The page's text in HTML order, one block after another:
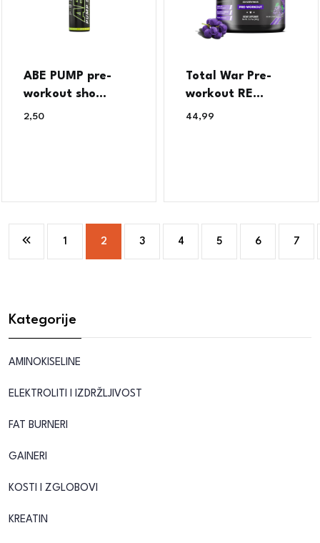
ABE PUMP pre-
workout sho...
2,50
Total War Pre-
workout RE...
44,99
1 2 3 4 5 6 7
Kategorije
AMINOKISELINE
ELEKTROLITI I IZDRŽLJIVOST
FAT BURNERI
GAINERI
KOSTI I ZGLOBOVI
KREATIN